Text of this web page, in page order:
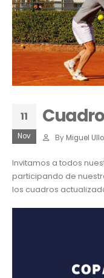
11
Nov By Miguel
Invitamos a todos
participando de
los cuadros